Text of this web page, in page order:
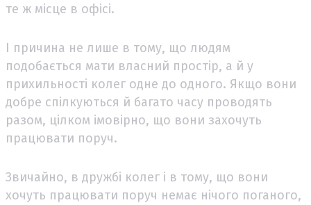
те ж місце в офісі.
І причина не лише в тому, що людям
подобається мати власний простір, а й у
прихильності колег одне до одного. Якщо вони
добре спілкуються й багато часу проводять
разом, цілком імовірно, що вони захочуть
працювати поруч.
Звичайно, в дружбі колег і в тому, що вони
хочуть працювати поруч немає нічого поганого,